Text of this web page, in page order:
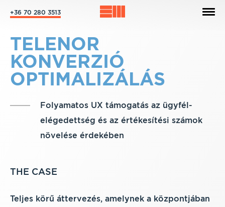
+36 70 280 3513
TELENOR
KONVERZIÓ
OPTIMALIZÁLÁS
Folyamatos UX támogatás az ügyfél-
elégedettség és az értékesítési számok
növelése érdekében
THE CASE
Teljes körű áttervezés, amelynek a központjában